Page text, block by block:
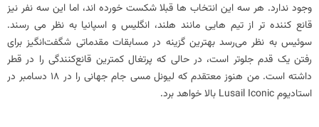
وجود ندارد. هر سه این انتخاب ها قبلا شکست خورده اند، اما این سه نفر نیز
قانع کننده تر از تیم هایی مانند هلند، انگلیس و اسپانیا به نظر می رسند.
سوئیس به نظر می‌رسد بهترین گزینه در مسابقات مقدماتی شگفت‌انگیز برای
رفتن یک قدم جلوتر است، در حالی که پرتغال کمترین قانع‌کنندگی را در قطر
داشته است. من هنوز معتقدم که لیونل مسی جام جهانی را در 18 دسامبر در
استادیوم Lusail Iconic بالا خواهد برد.